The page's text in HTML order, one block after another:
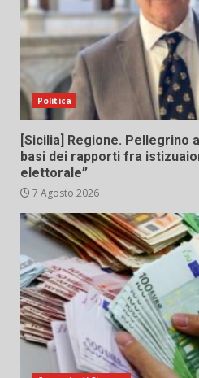
Politica
[Sicilia] Regione. Pellegrino
basi dei rapporti fra
elettorale”
7 Agosto 2026